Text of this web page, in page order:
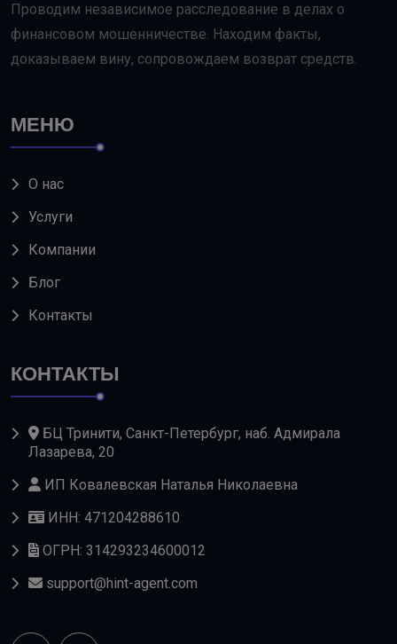
Проводим независимое расследование в делах о
финансовом мошенничестве. Находим факты,
доказываем вину, сопровождаем возврат средств.
МЕНЮ
О нас
Услуги
Компании
Блог
Контакты
КОНТАКТЫ
БЦ Тринити, Санкт-Петербург, наб. Адмирала
Лазарева, 20
ИП Ковалевская Наталья Николаевна
ИНН: 471204288610
ОГРН: 314293234600012
support@hint-agent.com